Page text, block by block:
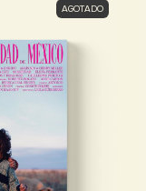
AGOTADO